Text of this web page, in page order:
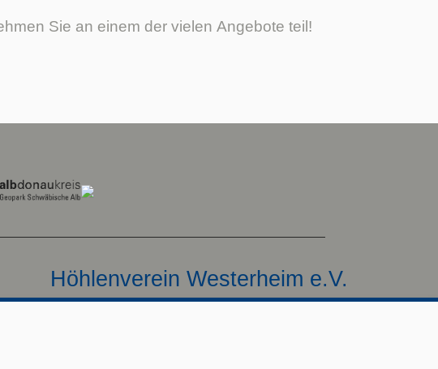
Sie an einem der vielen Angebote teil!
Höhlenverein Westerheim e.V.